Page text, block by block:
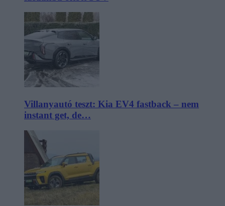
Villanyautó teszt: Kia EV4 fastback – nem
instant get, de…